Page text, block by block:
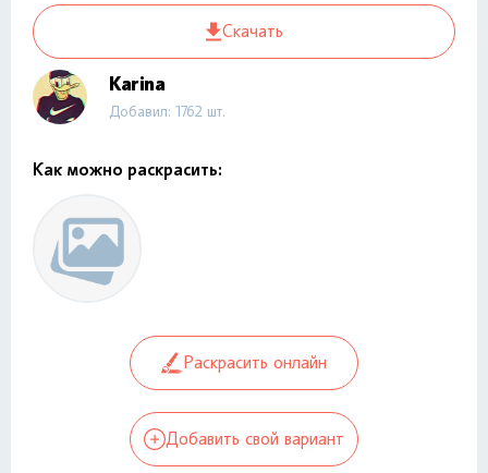
Скачать
Karina
Добавил: 1762 шт.
Как можно раскрасить:
Раскрасить онлайн
Добавить свой вариант